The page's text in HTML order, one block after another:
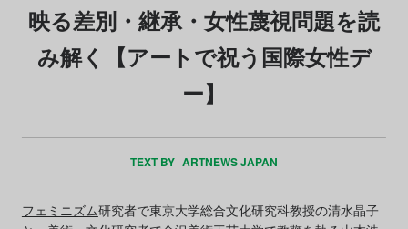
映る差別・継承・女性蔑視問題を読
み解く【アートで祝う国際女性デ
ー】
TEXT BY ARTNEWS JAPAN
フェミニズム研究者で東京大学総合文化研究科教授の清水晶子